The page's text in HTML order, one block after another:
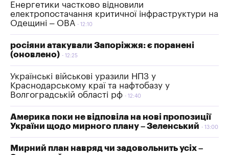
Енергетики частково відновили
електропостачання критичної інфраструктури на
Одещині – ОВА
12:10
росіяни атакували Запоріжжя: є поранені
(оновлено)
12:25
Українські військові уразили НПЗ у
Краснодарському краї та нафтобазу у
Волгоградській області рф
12:40
Америка поки не відповіла на нові пропозиції
України щодо мирного плану – Зеленський
13:00
Мирний план навряд чи задовольнить усіх –